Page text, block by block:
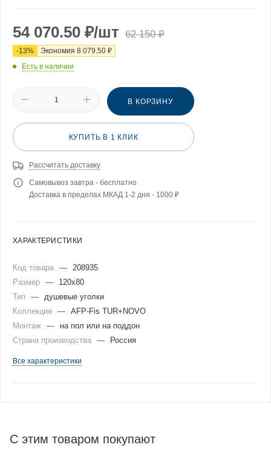
54 070.50 ₽/шт 62 150₽
-13% Экономия 8 079.50 ₽
Есть в наличии
В КОРЗИНУ
КУПИТЬ В 1 КЛИК
Рассчитать доставку
Самовывоз завтра - бесплатно
Доставка в пределах МКАД 1-2 дня - 1000 ₽
ХАРАКТЕРИСТИКИ
Код товара —
208935
Размер —
120x80
Тип
—
душевые уголки
Коллекция
— AFP-Fis TUR+NOVO
Монтаж —
на пол или на поддон
Страна производства — Россия
Все характеристики
С этим товаром покупают